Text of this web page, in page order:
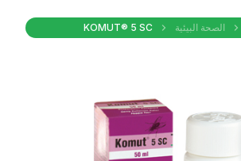
الصحة البيئية KOMUT® 5 SC